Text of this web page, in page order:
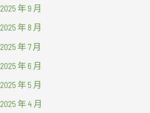
2025 年 9 月
2025 年 8 月
2025 年 7 月
2025 年 6 月
2025 年 5 月
2025 年 4 月